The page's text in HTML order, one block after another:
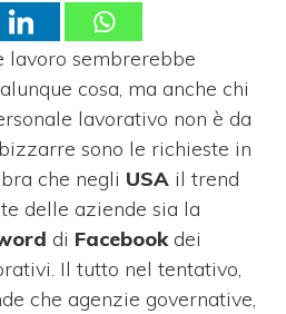
lavoro sembrerebbe
cosa, ma anche chi
lavorativo non è da
sono le richieste in
che negli USA il trend
delle aziende sia la
di Facebookdei
Il tutto nel tentativo,
che agenzie governative,